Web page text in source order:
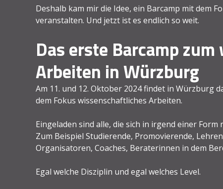
Deshalb kam mir die Idee, ein Barcamp mit dem
veranstalten. Und jetzt ist es endlich so weit.
Das erste Barcamp
Arbeiten in Würzburg
Am 11. und 12. Oktober 2024 findet in Würzburg
dem Fokus wissenschaftliches Arbeiten.
Eingeladen sind alle, die sich in irgend einer
Zum Beispiel Studierende, Promovierende,
Organisatoren, Coaches, Beraterinnen in dem
Egal welche Disziplin und egal welches Level.